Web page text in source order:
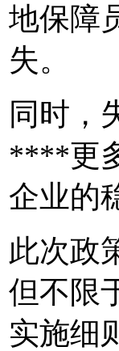
地保障
失。
同时，
****更
企业的
此次政
但不限
实施细